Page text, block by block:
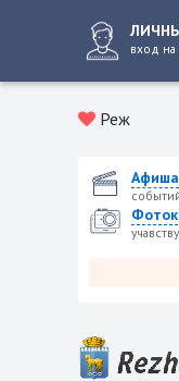
вход на
Реж
Афиша